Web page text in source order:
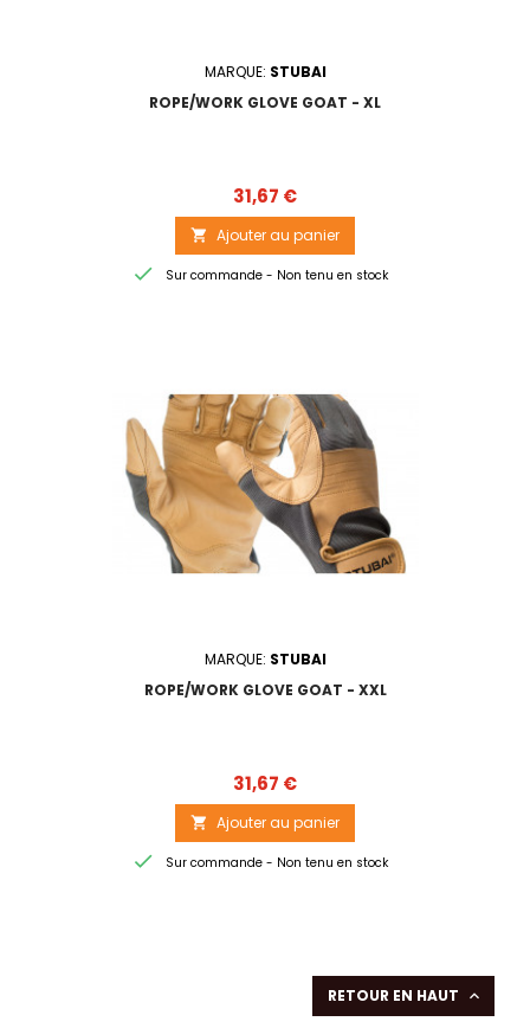
MARQUE: STUBAI
ROPE/WORK GLOVE GOAT - XL
Prix
31,67 €
 Ajouter au panier
 Sur commande - Non tenu en stock
MARQUE: STUBAI
ROPE/WORK GLOVE GOAT - XXL
Prix
31,67 €
 Ajouter au panier
 Sur commande - Non tenu en stock
RETOUR EN HAUT 